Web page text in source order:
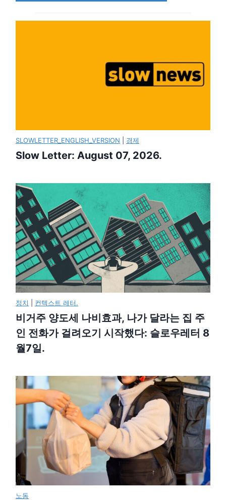
SLOWLETTER_ENGLISH_VERSION 경제
Slow Letter: August 07, 2026.
정치 컨텍스트 레터.
비거주 양도세 나비효과, 나가 달라는 집 주
인 전화가 걸려오기 시작했다: 슬로우레터 8
월7일.
노동